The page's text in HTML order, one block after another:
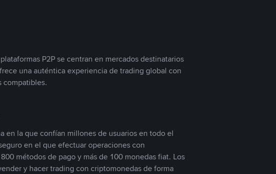
P2P se centran en mercados destinatarios
una auténtica experiencia de trading global con
compatibles.
en la que confían millones de usuarios en todo el
en el que efectuar operaciones con
métodos de pago y más de 100 monedas fiat. Los
y hacer trading con criptomonedas de forma